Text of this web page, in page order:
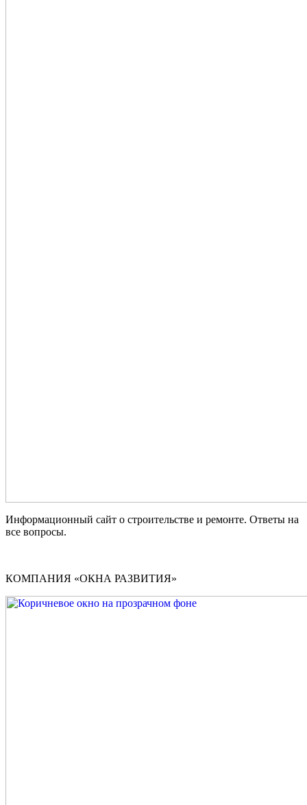
Информационный сайт о строительстве и ремонте. Ответы на
все вопросы.
КОМПАНИЯ «ОКНА РАЗВИТИЯ»